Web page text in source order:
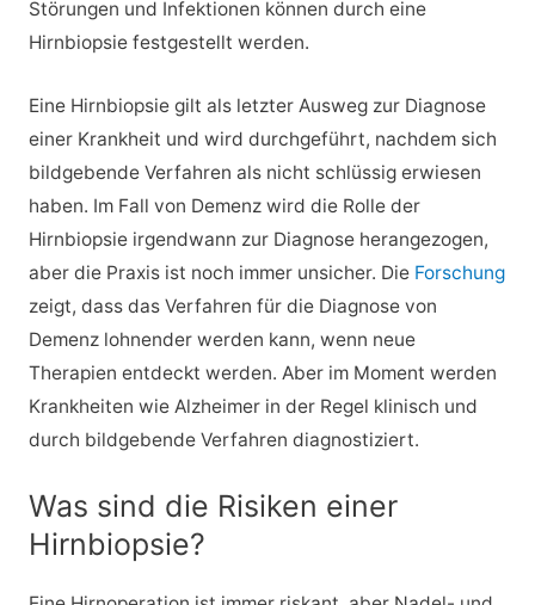
Störungen und Infektionen können durch eine
Hirnbiopsie festgestellt werden.
Eine Hirnbiopsie gilt als letzter Ausweg zur Diagnose
einer Krankheit und wird durchgeführt, nachdem sich
bildgebende Verfahren als nicht schlüssig erwiesen
haben. Im Fall von Demenz wird die Rolle der
Hirnbiopsie irgendwann zur Diagnose herangezogen,
aber die Praxis ist noch immer unsicher. Die Forschung
zeigt, dass das Verfahren für die Diagnose von
Demenz lohnender werden kann, wenn neue
Therapien entdeckt werden. Aber im Moment werden
Krankheiten wie Alzheimer in der Regel klinisch und
durch bildgebende Verfahren diagnostiziert.
Was sind die Risiken einer
Hirnbiopsie?